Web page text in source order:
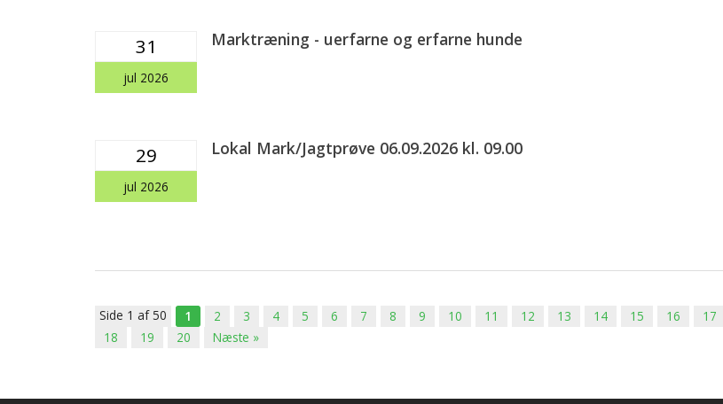
31
jul 2026
Marktræning - uerfarne og erfarne hunde
29
jul 2026
Lokal Mark/Jagtprøve 06.09.2026 kl. 09.00
Side 1 af 50 1 2 3 4 5 6 7 8 9 10 11 12 13 14 15 16
17
18
19 20 Næste »